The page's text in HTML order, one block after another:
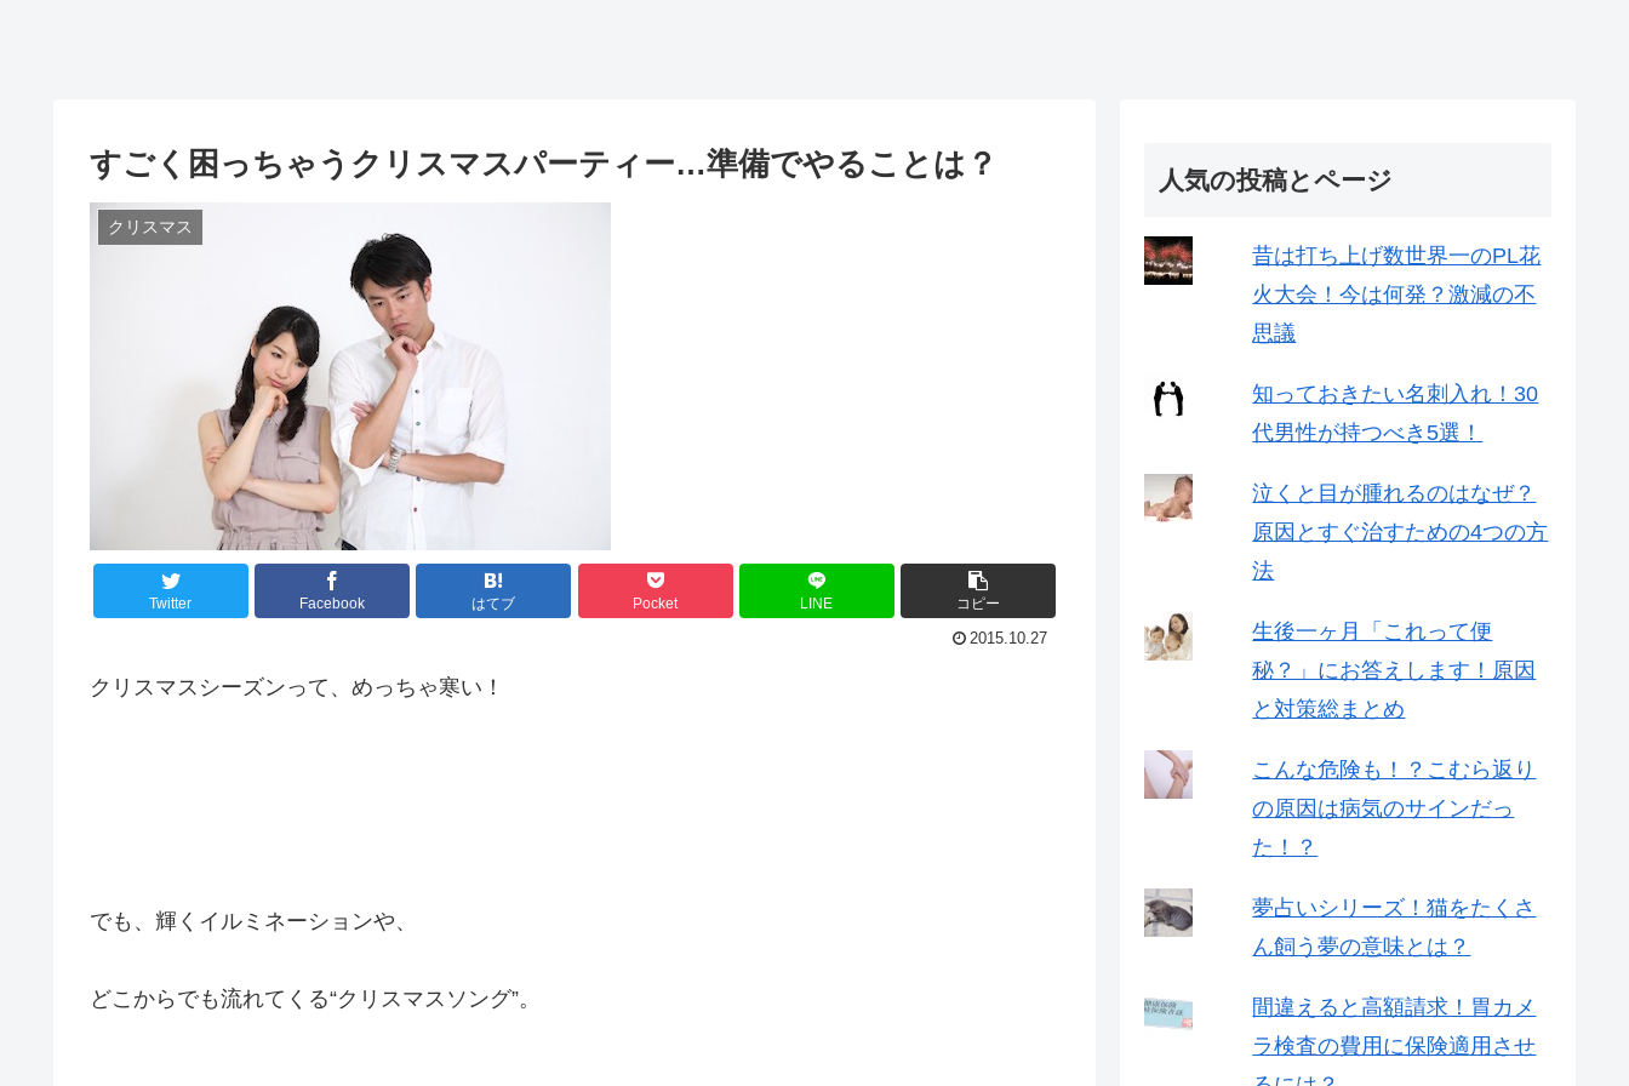
すごく困っちゃうクリスマスパーティー…準備でやることは？
クリスマス
Twitter Facebook はてブ Pocket LINE コピー
2015.10.27
クリスマスシーズンって、めっちゃ寒い！
でも、輝くイルミネーションや、
どこからでも流れてくる“クリスマスソング”。
人気の投稿とページ
昔は打ち上げ数世界一のPL花
火大会！今は何発？激減の不
思議
知っておきたい名刺入れ！30
代男性が持つべき5選！
泣くと目が腫れるのはなぜ？
原因とすぐ治すための4つの方
法
生後一ヶ月「これって便
秘？」にお答えします！原因
と対策総まとめ
こんな危険も！？こむら返り
の原因は病気のサインだっ
た！？
夢占いシリーズ！猫をたくさ
ん飼う夢の意味とは？
間違えると高額請求！胃カメ
ラ検査の費用に保険適用させ